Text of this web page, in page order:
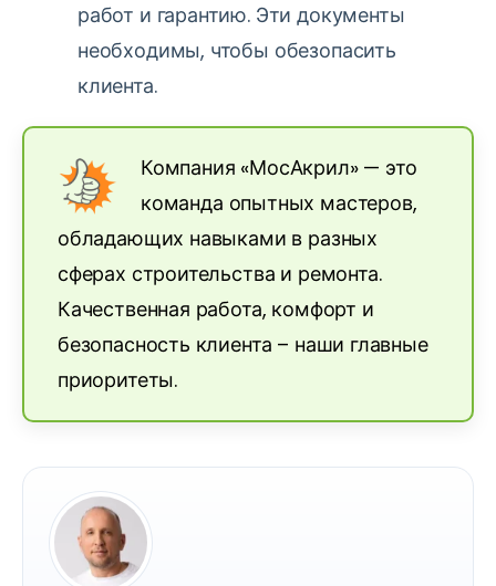
работ и гарантию. Эти документы
необходимы, чтобы обезопасить
клиента.
Компания «МосАкрил» — это
команда опытных мастеров,
обладающих навыками в разных
сферах строительства и ремонта.
Качественная работа, комфорт и
безопасность клиента – наши главные
приоритеты.